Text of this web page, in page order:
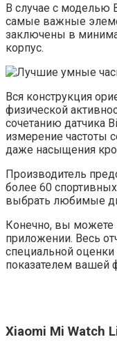
В случае с моделью
самые важные
заключены в
корпус.
Вся конструкция
физической
сочетанию датчика
измерение частоты
даже насыщения
Производитель
более 60
выбрать любимые
Конечно, вы можете
приложении. Весь
специальной оценки
показателем вашей
Xiaomi Mi Watch